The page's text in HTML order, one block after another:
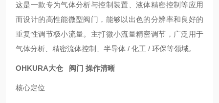
这是一款专为气体分析与控制装置、液体精密控制等应用
而设计的高性能微型阀门，能够以出色的分辨率和良好的
重复性调节极小流量。主打微小流量精密调节，广泛用于
气体分析、精密流体控制、半导体 / 化工 / 环保等领域。
OHKURA大仓 阀门 操作清晰
核心定位